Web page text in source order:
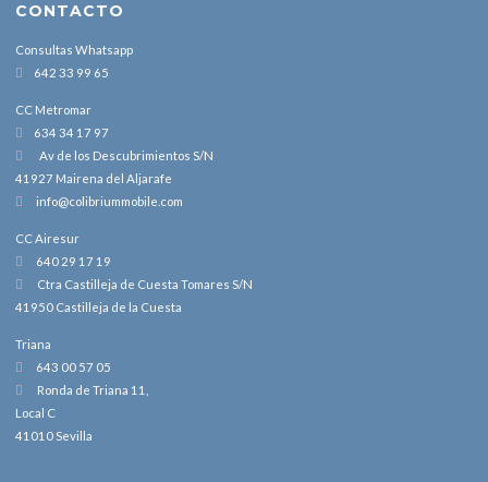
CONTACTO
Consultas Whatsapp
642 33 99 65
CC Metromar
634 34 17 97
Av de los Descubrimientos S/N
41927 Mairena del Aljarafe
info@colibriummobile.com
CC Airesur
640 29 17 19
Ctra Castilleja de Cuesta Tomares S/N
41950 Castilleja de la Cuesta
Triana
643 00 57 05
Ronda de Triana 11,
Local C
41010 Sevilla